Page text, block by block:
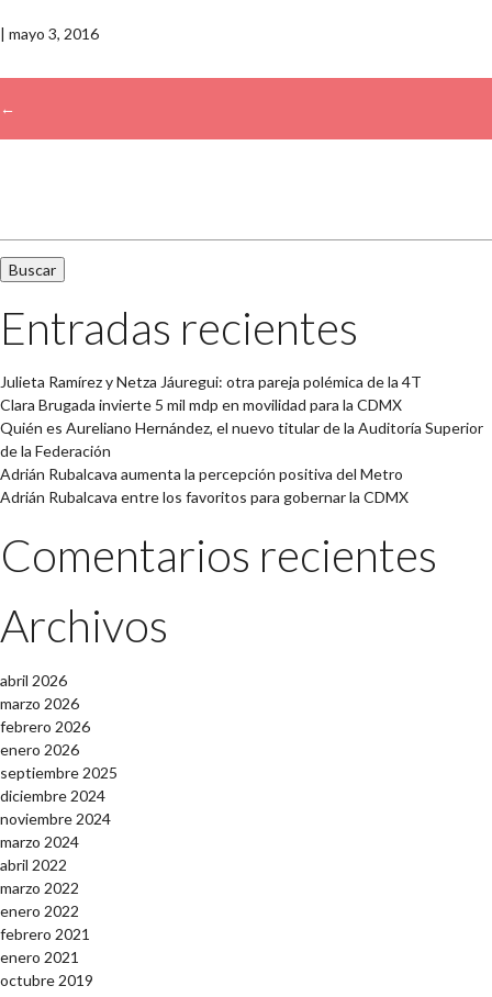
| mayo 3, 2016
←
Entradas recientes
Julieta Ramírez y Netza Jáuregui: otra pareja polémica de la 4T
Clara Brugada invierte 5 mil mdp en movilidad para la CDMX
Quién es Aureliano Hernández, el nuevo titular de la Auditoría Superior
de la Federación
Adrián Rubalcava aumenta la percepción positiva del Metro
Adrián Rubalcava entre los favoritos para gobernar la CDMX
Comentarios recientes
Archivos
abril 2026
marzo 2026
febrero 2026
enero 2026
septiembre 2025
diciembre 2024
noviembre 2024
marzo 2024
abril 2022
marzo 2022
enero 2022
febrero 2021
enero 2021
octubre 2019